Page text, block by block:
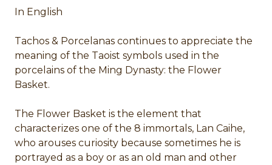
In English
Tachos & Porcelanas continues to appreciate the
meaning of the Taoist symbols used in the
porcelains of the Ming Dynasty: the Flower
Basket.
The Flower Basket is the element that
characterizes one of the 8 immortals, Lan Caihe,
who arouses curiosity because sometimes he is
portrayed as a boy or as an old man and other